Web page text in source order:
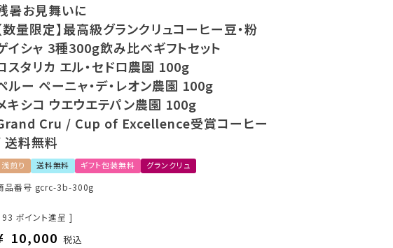
暑お見舞いに
数量限定】最高級グランクリュコーヒー豆・粉
イシャ 3種300g飲み比べギフトセット
スタリカ エル・セドロ農園 100g
ルー ペーニャ・デ・レオン農園 100g
キシコ ウエウエテパン農園 100g
Cru / Cup of Excellence受賞コーヒー
送料無料
浅煎り 送料無料 ギフト包装無料 グランクリュ
品番号 gcrc-3b-300g
93 ポイント進呈 ]
10,000 税込